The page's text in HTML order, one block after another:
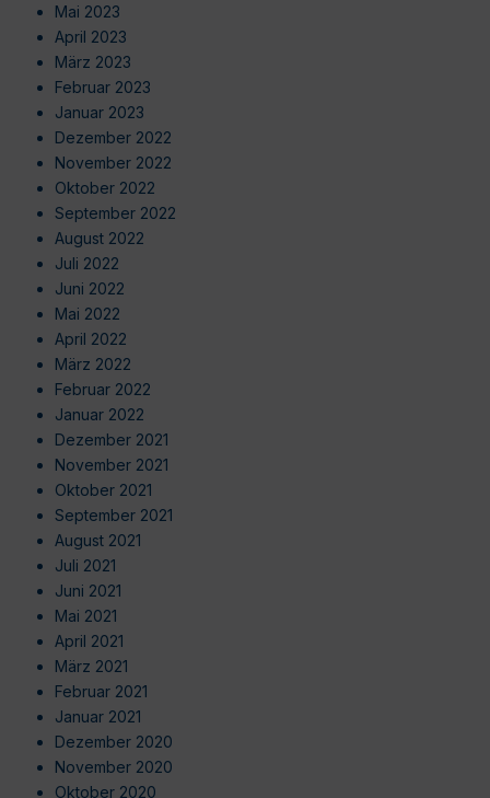
Mai 2023
April 2023
März 2023
Februar 2023
Januar 2023
Dezember 2022
November 2022
Oktober 2022
September 2022
August 2022
Juli 2022
Juni 2022
Mai 2022
April 2022
März 2022
Februar 2022
Januar 2022
Dezember 2021
November 2021
Oktober 2021
September 2021
August 2021
Juli 2021
Juni 2021
Mai 2021
April 2021
März 2021
Februar 2021
Januar 2021
Dezember 2020
November 2020
Oktober 2020